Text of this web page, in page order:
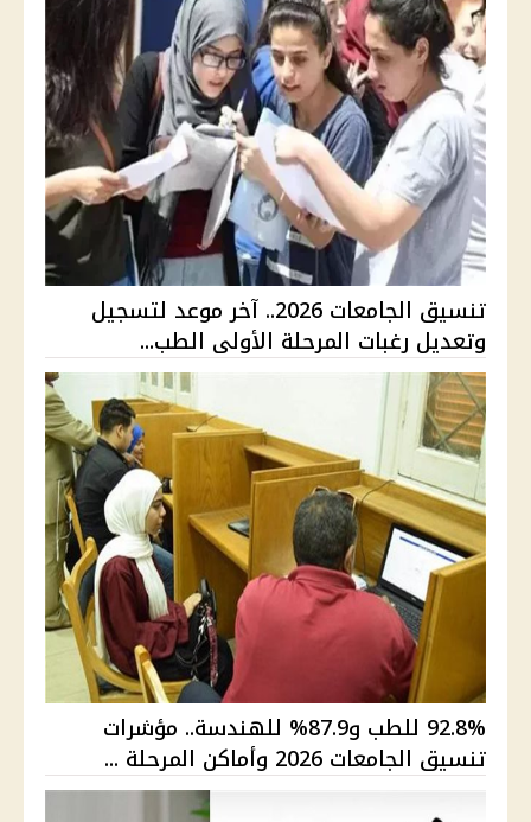
تنسيق الجامعات 2026.. آخر موعد لتسجيل
وتعديل رغبات المرحلة الأولى الطب...
92.8% للطب و87.9% للهندسة.. مؤشرات
تنسيق الجامعات 2026 وأماكن المرحلة ...